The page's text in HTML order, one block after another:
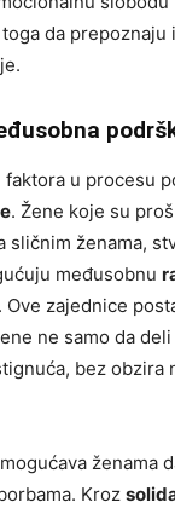
da prepoznaju
u procesu
. Žene koje su
sličnim ženama,
međusobnu
. Ove zajednice
ne samo da
bez obzira
ženama
Kroz